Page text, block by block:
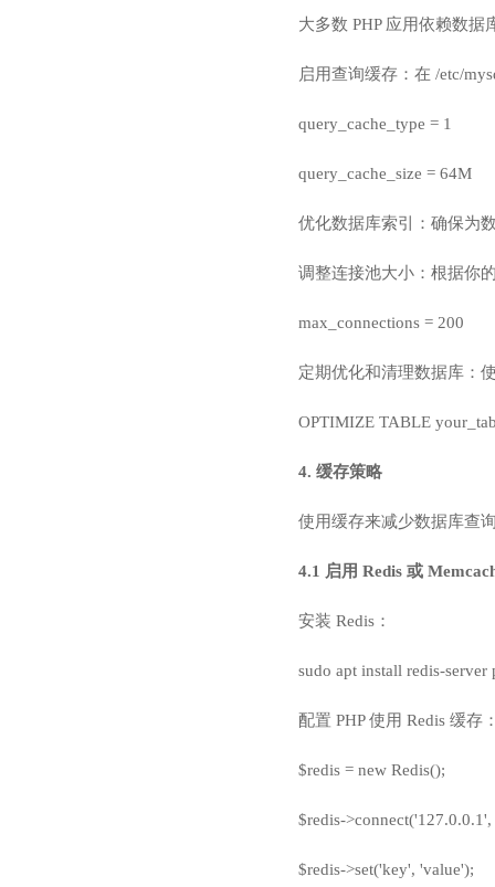
大多数 PHP 应用依赖数
启用查询缓存：在 /etc/
query_cache_type = 1
query_cache_size = 64M
优化数据库索引：确保为
调整连接池大小：根据你
max_connections = 200
定期优化和清理数据库：
OPTIMIZE TABLE
4. 缓存策略
使用缓存来减少数据库查
4.1 启用 Redis 或
安装 Redis：
sudo apt install redis-server
配置 PHP 使用 Redis 缓存
$redis = new Redis();
$redis-
$redis->set('key', 'value');